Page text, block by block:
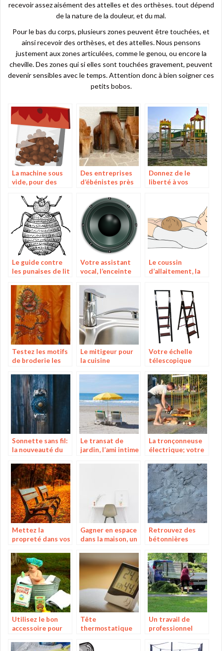
recevoir assez aisément des attelles et des orthèses. tout dépend
de la nature de la douleur, et du mal.
Pour le bas du corps, plusieurs zones peuvent être touchées, et
ainsi recevoir des orthèses, et des attelles. Nous pensons
justement aux zones articulées, comme le genou, ou encore la
cheville. Des zones qui si elles sont touchées gravement, peuvent
devenir sensibles avec le temps. Attention donc à bien soigner ces
petits bobos.
La machine sous
vide, pour des
aussi bons après
plusieurs jours
Des entreprises
d’ébénistes près
Donnez de le
liberté à vos
Le guide contre
les punaises de lit
Votre assistant
vocal, l’enceinte
Le coussin
d’allaitement, la
grossesse et
l’allaitement
Testez les motifs
de broderie les
avec les machines
de qualité!
Le mitigeur pour
la cuisine
Votre échelle
télescopique
Sonnette sans fil:
la nouveauté du
Le transat de
jardin, l’ami intime
La tronçonneuse
électrique; votre
vos travaux de
bricolage
Mettez la
propreté dans vos
broyeur de
végétaux
Gagner en espace
dans la maison, un
Retrouvez des
bétonnières
le web
Utilisez le bon
accessoire pour
votre enfant
Tête
thermostatique
contrôle de
Un travail de
professionnel
débroussailleuse